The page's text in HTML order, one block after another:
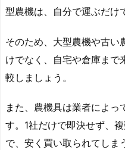
型農機は、自分で運ぶだけ
そのため、大型農機や古い
けでなく、自宅や倉庫まで
較しましょう。
また、農機具は業者によ
す。1社だけで即決せず、
で、安く買い取られてしま